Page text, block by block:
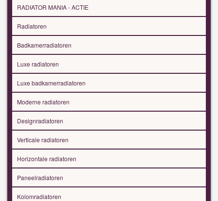
RADIATOR MANIA - ACTIE
Radiatoren
Badkamerradiatoren
Luxe radiatoren
Luxe badkamerradiatoren
Moderne radiatoren
Designradiatoren
Verticale radiatoren
Horizontale radiatoren
Paneelradiatoren
Kolomradiatoren